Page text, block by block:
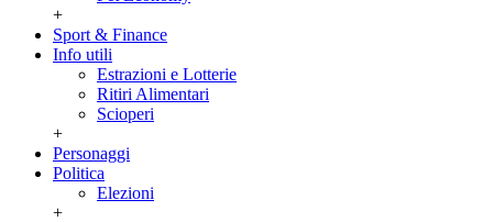
+
Sport & Finance
Info utili
Estrazioni e Lotterie
Ritiri Alimentari
Scioperi
+
Personaggi
Politica
Elezioni
+